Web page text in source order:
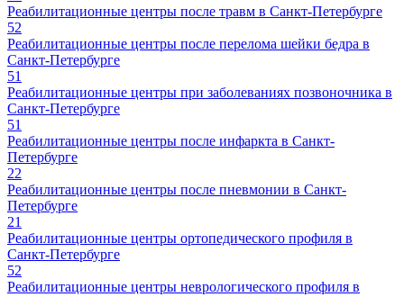
Реабилитационные центры после травм в Санкт-Петербурге
52
Реабилитационные центры после перелома шейки бедра в
Санкт-Петербурге
51
Реабилитационные центры при заболеваниях позвоночника в
Санкт-Петербурге
51
Реабилитационные центры после инфаркта в Санкт-
Петербурге
22
Реабилитационные центры после пневмонии в Санкт-
Петербурге
21
Реабилитационные центры ортопедического профиля в
Санкт-Петербурге
52
Реабилитационные центры неврологического профиля в